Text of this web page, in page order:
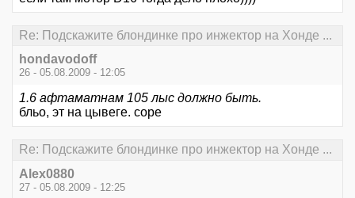
Re: Подскажите блондинке про инжектор на Хонде ...
hondavodoff
26 - 05.08.2009 - 12:05
1.6 афтаматнам 105 лыс должно быть.
бльо, эт на цывеге. соре
Re: Подскажите блондинке про инжектор на Хонде ...
Alex0880
27 - 05.08.2009 - 12:25